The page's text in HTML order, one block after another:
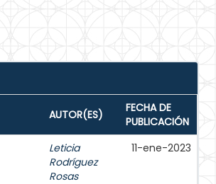
AUTOR(ES)
FECHA DE
PUBLICACIÓN
Leticia
Rodríguez
Rosas
11-ene-2023